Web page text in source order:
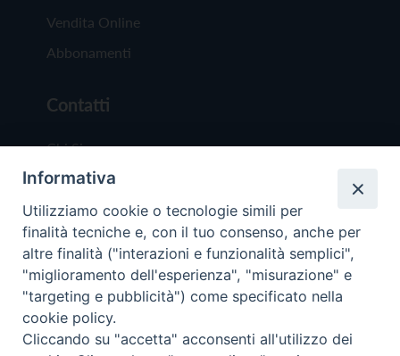
Vendita Online
Abbonamenti
Contatti
Chi Siamo
Redazione
Scrivici
Copyright © 2019 - Tutti i diritti riservati - Vita
Trentina Editrice
Informativa
Utilizziamo cookie o tecnologie simili per
finalità tecniche e, con il tuo consenso, anche per
altre finalità ("interazioni e funzionalità semplici",
"miglioramento dell'esperienza", "misurazione" e
"targeting e pubblicità") come specificato nella
cookie policy.
Cliccando su "accetta" acconsenti all'utilizzo dei